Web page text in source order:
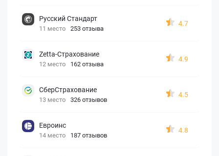
Русский Стандарт
11 место 253 отзыва
4.7
Zetta-Страхование
12 место 162 отзыва
4.9
СберСтрахование
13 место 326 отзывов
4.5
Евроинс
14 место 187 отзывов
4.8